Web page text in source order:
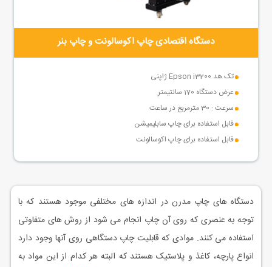
دستگاه اقتصادی چاپ اکوسالونت و چاپ بنر
تک هد Epson i3200 ژاپنی
عرض دستگاه 170 سانتیمتر
سرعت : 30 مترمربع در ساعت
قابل استفاده برای چاپ سابلیمیشن
قابل استفاده برای چاپ اکوسالونت
دستگاه های چاپ مدرن در اندازه های مختلفی موجود هستند که با
توجه به عنصری که روی آن چاپ انجام می شود از روش های متفاوتی
استفاده می کنند. موادی که قابلیت چاپ دستگاهی روی آنها وجود دارد
انواع پارچه، کاغذ و پلاستیک هستند که البته هر کدام از این مواد به